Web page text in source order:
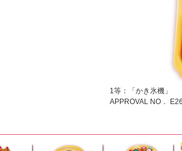
1等：「かき氷機」
APPROVAL NO．